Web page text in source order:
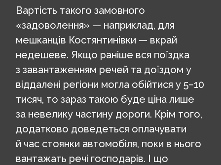
Вартість такого замовного
«задоволення» — наприклад, для
мешканців Костянтинівки — вкрай
недешеве. Якщо раніше вся поїздка
з завантаженням речей та доїздом у
віддалені регіони могла обійтися у 5−10
тисяч, то зараз такою буде ціна лише
за невелику частину дороги. Крім того,
додатково доведеться оплачувати
й час стоянки автомобіля, поки в нього
вантажать речі господарів. І що